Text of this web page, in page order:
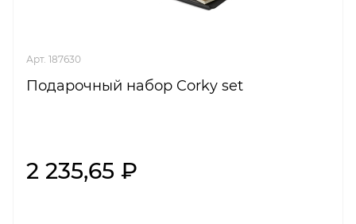
Арт. 187630
Подарочный набор Corky set
2 235,65 ₽